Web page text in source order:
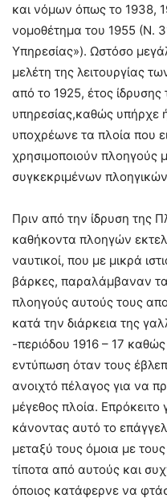
και νόμων όπως το 1938,
νομοθέτημα του 1955 (Ν.
Υπηρεσίας»). Ωστόσο
μελέτη της λειτουργίας
από το 1925, έτος ίδρυσης
υπηρεσίας,καθώς υπήρχε
υποχρέωνε τα πλοία που
χρησιμοποιούν πλοηγούς
συγκεκριμένων
Πριν από την ίδρυση της
καθήκοντα πλοηγών
ναυτικοί, που με μικρά
βάρκες, παραλάμβαναν
πλοηγούς αυτούς τους
κατά την διάρκεια της
-περιόδου 1916 – 17
εντύπωση όταν τους
ανοιχτό πέλαγος για να
μέγεθος πλοία. Επρόκειτο
κάνοντας αυτό το
μεταξύ τους όμοια με
τίποτα από αυτούς και
όποιος κατάφερνε να